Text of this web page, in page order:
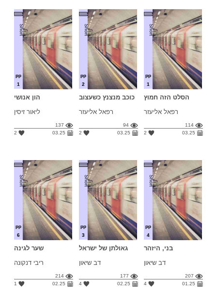
Short
pp
1
הון אנושי
ליאור זיסין
137
03.25
2
Short
pp
2
כוכב מנצנץ כשעצוב
רפאל אליעזר
94
03.25
2
Short
pp
1
הסלט הזה חמוץ
רפאל אליעזר
114
03.25
2
Short
pp
6
שער לגינה
ריבי דנקונה
214
02.25
1
Short
pp
3
גאולתן של ישראל
דב שיאון
177
02.25
4
Short
pp
4
בני, היזהר
דב שיאון
207
01.25
4